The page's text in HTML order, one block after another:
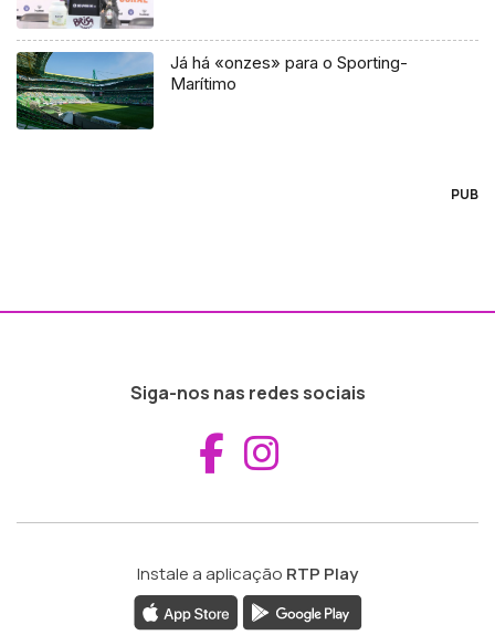
Já há «onzes» para o Sporting-
Marítimo
PUB
Siga-nos nas redes sociais
Aceder ao
Instale a aplicação RTP Play